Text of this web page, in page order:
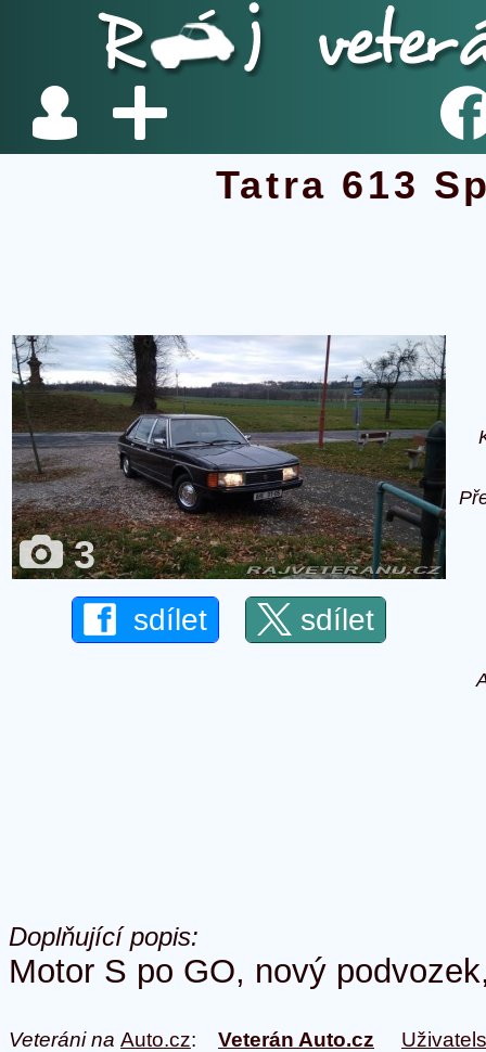
Tatra 613
3
sdílet sdílet
Doplňující popis:
Motor S po GO, nový
Veteráni na Auto.cz: Veterán Auto.cz